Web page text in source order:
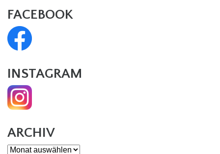
FACEBOOK
INSTAGRAM
ARCHIV
Archiv